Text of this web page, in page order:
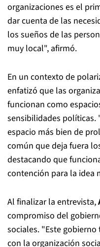
organizaciones es el
dar cuenta de las
los sueños de las
muy local", afirmó.
En un contexto de
enfatizó que las
funcionan como
sensibilidades políticas.
espacio más bien de
común que deja fuera
destacando que
contención para la idea
Al finalizar la entrevista,
compromiso del
sociales. "Este
con la organización